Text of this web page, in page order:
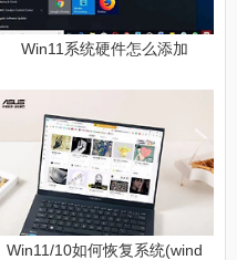
Win11系统硬件怎么添加
Win11/10如何恢复系统(wind